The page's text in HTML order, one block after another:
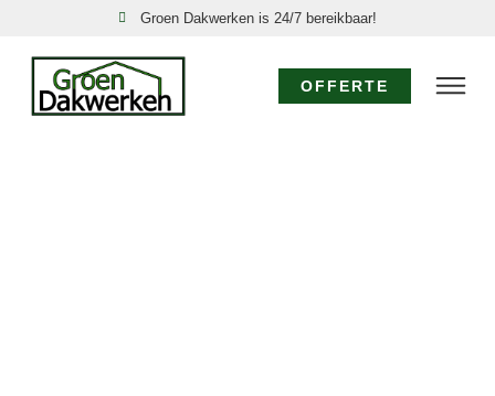
Groen Dakwerken is 24/7 bereikbaar!
OFFERTE